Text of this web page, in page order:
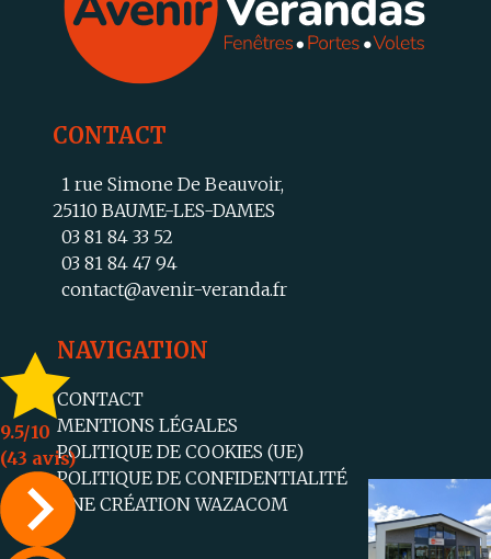
CONTACT
1 rue Simone De Beauvoir,
25110 BAUME-LES-DAMES
03 81 84 33 52
03 81 84 47 94
contact@avenir-veranda.fr
NAVIGATION
CONTACT
MENTIONS LÉGALES
POLITIQUE DE COOKIES (UE)
POLITIQUE DE CONFIDENTIALITÉ
UNE CRÉATION WAZACOM
9.5/10
(43 avis)